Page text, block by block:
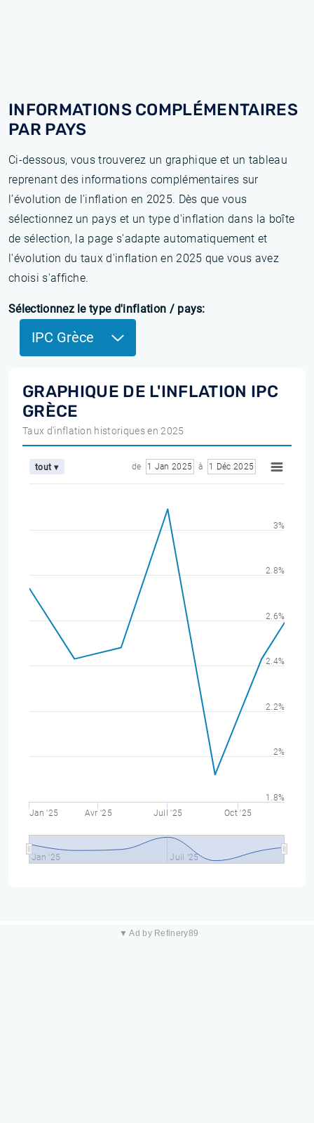
INFORMATIONS COMPLÉMENTAIRES
PAR PAYS
Ci-dessous, vous trouverez un graphique et un tableau
reprenant des informations complémentaires sur
l’évolution de l'inflation en 2025. Dès que vous
sélectionnez un pays et un type d'inflation dans la boîte
de sélection, la page s'adapte automatiquement et
l'évolution du taux d'inflation en 2025 que vous avez
choisi s'affiche.
Sélectionnez le type d'inflation / pays:
IPC Grèce
GRAPHIQUE DE L'INFLATION IPC
GRÈCE
Taux d'inflation historiques en 2025
tout ▾ de 1 Jan 2025 à 1 Déc 2025
Jan '25 Avr '25 Juil '25 Oct '25
Jan '25 Juil '25
1.8%
2%
2.2%
2.4%
2.6%
2.8%
3%
▼ Ad by Refinery89